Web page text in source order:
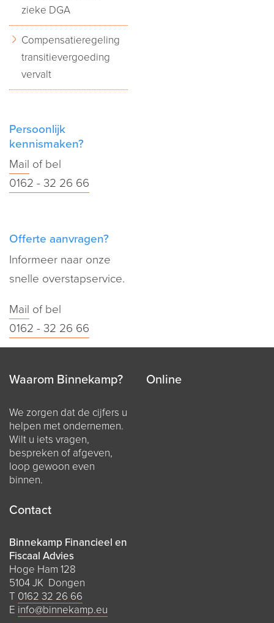
zieke DGA
Compensatieregeling
transitievergoeding
vervalt
Persoonlijk
kennismaken?
Mail of bel
0162 - 32 26 66
Offerte aanvragen?
Informeer naar onze
snelle overstapservice.
Mail of bel
0162 - 32 26 66
Waarom Binnekamp?
We zorgen dat de cijfers u
helpen met ondernemen.
Wilt u iets vragen,
bespreken of afgeven,
loop gewoon even
binnen.
Online
Contact
Binnekamp Financieel en
Fiscaal Advies
Hoge Ham 128
5104 JK Dongen
T 0162 32 26 66
E info@binnekamp.eu